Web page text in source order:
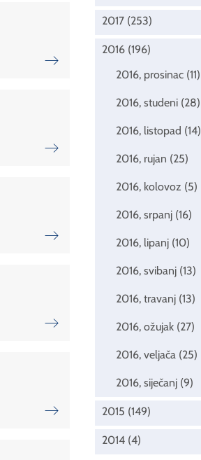
2017 (253)
2016 (196)
2016, prosinac (11)
2016, studeni (28)
2016, listopad (14)
2016, rujan (25)
2016, kolovoz (5)
2016, srpanj (16)
2016, lipanj (10)
2016, svibanj (13)
2016, travanj (13)
2016, ožujak (27)
2016, veljača (25)
2016, siječanj (9)
2015 (149)
2014 (4)